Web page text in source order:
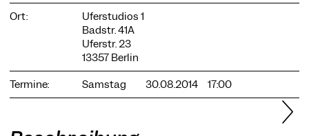
Ort:
Uferstudios 1
Badstr. 41A
Uferstr. 23
13357 Berlin
Termine:
Samstag 30.08.2014 17:00
möchten.
Notwendige Cookies
Externe Medien
Statistiken